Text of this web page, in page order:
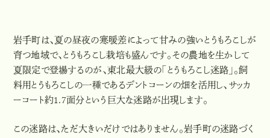
岩手町は、夏の昼夜の寒暖差によって甘みの強いとうもろこしが
育つ地域で、とうもろこし栽培も盛んです。その農地を生かして
夏限定で登場するのが、東北最大級の「とうもろこし迷路」。飼
料用とうもろこしの一種であるデントコーンの畑を活用し、サッカ
ーコート約1.7面分という巨大な迷路が出現します。
この迷路は、ただ大きいだけではありません。岩手町の迷路づく